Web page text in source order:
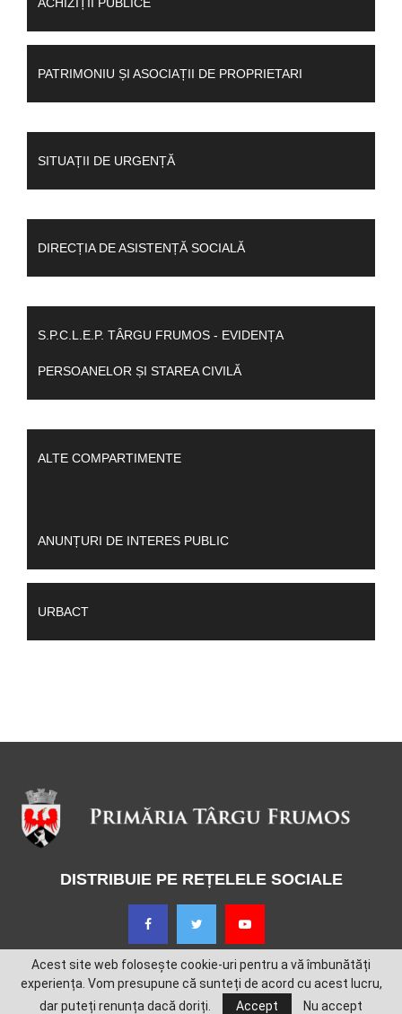
ACHIZIȚII PUBLICE
PATRIMONIU ȘI ASOCIAȚII DE PROPRIETARI
SITUAȚII DE URGENȚĂ
DIRECȚIA DE ASISTENȚĂ SOCIALĂ
S.P.C.L.E.P. TÂRGU FRUMOS - EVIDENȚA
PERSOANELOR ȘI STAREA CIVILĂ
ALTE COMPARTIMENTE
ANUNȚURI DE INTERES PUBLIC
URBACT
DISTRIBUIE PE REȚELELE SOCIALE
@2022 - Primăria Târgu Frumos
Acest site web folosește cookie-uri pentru a vă îmbunătăți
experiența. Vom presupune că sunteți de acord cu acest lucru,
dar puteți renunța dacă doriți.
Accept Nu accept